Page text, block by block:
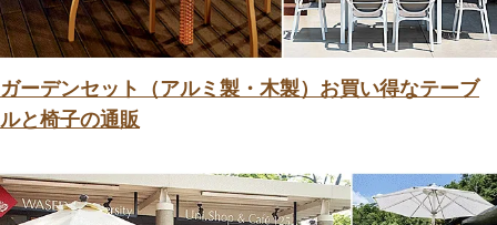
ガーデンセット（アルミ製・木製）お買い得なテーブ
ルと椅子の通販